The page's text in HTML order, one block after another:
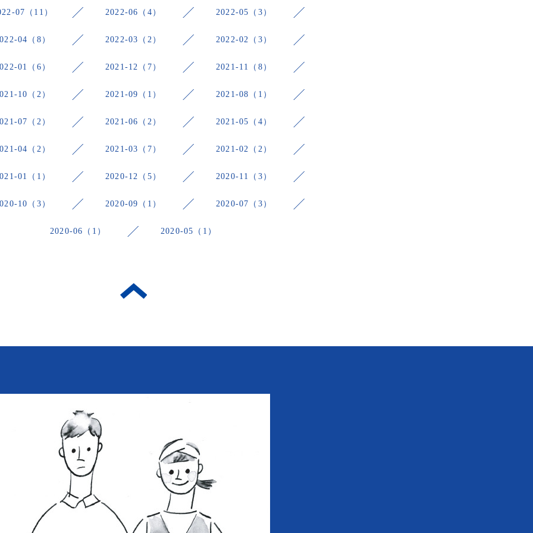
07（11） 2022-06（4） 2022-05（3）
04（8） 2022-03（2） 2022-02（3）
01（6） 2021-12（7） 2021-11（8）
10（2） 2021-09（1） 2021-08（1）
07（2） 2021-06（2） 2021-05（4）
04（2） 2021-03（7） 2021-02（2）
01（1） 2020-12（5） 2020-11（3）
10（3） 2020-09（1） 2020-07（3）
2020-06（1） 2020-05（1）